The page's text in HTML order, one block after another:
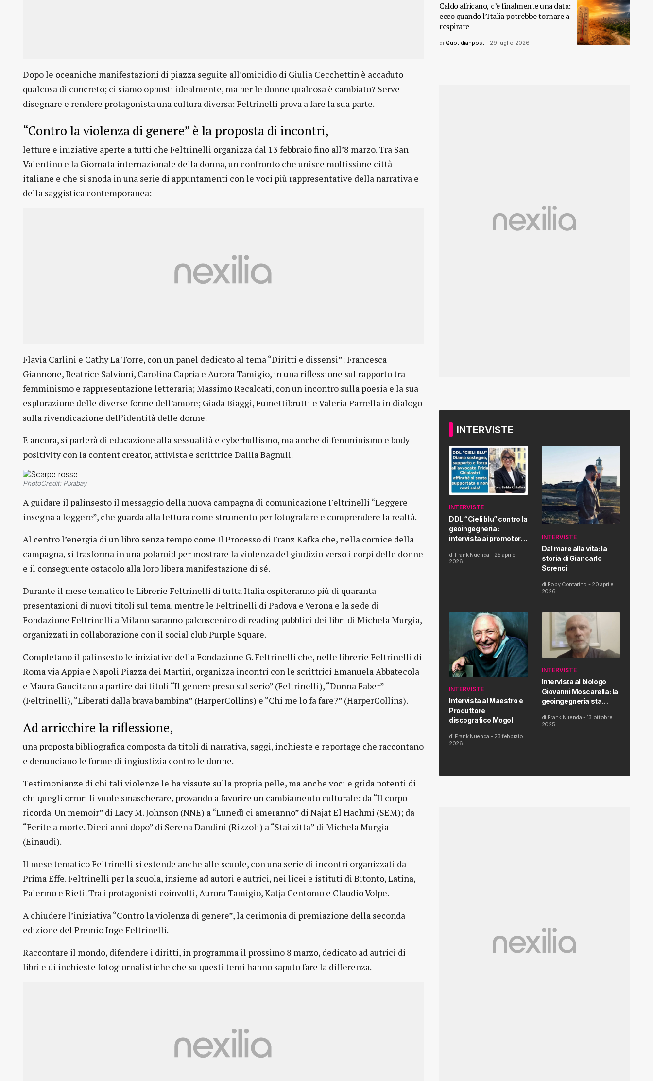
Dopo le oceaniche manifestazioni di piazza seguite all’omicidio di Giulia Cecchettin è accaduto
qualcosa di concreto; ci siamo opposti idealmente, ma per le donne qualcosa è cambiato? Serve
disegnare e rendere protagonista una cultura diversa: Feltrinelli prova a fare la sua parte.
“Contro la violenza di genere” è la proposta di incontri,
letture e iniziative aperte a tutti che Feltrinelli organizza dal 13 febbraio fino all’8 marzo. Tra San
Valentino e la Giornata internazionale della donna, un confronto che unisce moltissime città
italiane e che si snoda in una serie di appuntamenti con le voci più rappresentative della narrativa e
della saggistica contemporanea:
Flavia Carlini e Cathy La Torre, con un panel dedicato al tema “Diritti e dissensi”; Francesca
Giannone, Beatrice Salvioni, Carolina Capria e Aurora Tamigio, in una riflessione sul rapporto tra
femminismo e rappresentazione letteraria; Massimo Recalcati, con un incontro sulla poesia e la sua
esplorazione delle diverse forme dell’amore; Giada Biaggi, Fumettibrutti e Valeria Parrella in dialogo
sulla rivendicazione dell’identità delle donne.
E ancora, si parlerà di educazione alla sessualità e cyberbullismo, ma anche di femminismo e body
positivity con la content creator, attivista e scrittrice Dalila Bagnuli.
PhotoCredit: Pixabay
A guidare il palinsesto il messaggio della nuova campagna di comunicazione Feltrinelli “Leggere
insegna a leggere”, che guarda alla lettura come strumento per fotografare e comprendere la realtà.
Al centro l’energia di un libro senza tempo come Il Processo di Franz Kafka che, nella cornice della
campagna, si trasforma in una polaroid per mostrare la violenza del giudizio verso i corpi delle donne
e il conseguente ostacolo alla loro libera manifestazione di sé.
Durante il mese tematico le Librerie Feltrinelli di tutta Italia ospiteranno più di quaranta
presentazioni di nuovi titoli sul tema, mentre le Feltrinelli di Padova e Verona e la sede di
Fondazione Feltrinelli a Milano saranno palcoscenico di reading pubblici dei libri di Michela Murgia,
organizzati in collaborazione con il social club Purple Square.
Completano il palinsesto le iniziative della Fondazione G. Feltrinelli che, nelle librerie Feltrinelli di
Roma via Appia e Napoli Piazza dei Martiri, organizza incontri con le scrittrici Emanuela Abbatecola
e Maura Gancitano a partire dai titoli “Il genere preso sul serio” (Feltrinelli), “Donna Faber”
(Feltrinelli), “Liberati dalla brava bambina” (HarperCollins) e “Chi me lo fa fare?” (HarperCollins).
Ad arricchire la riflessione,
una proposta bibliografica composta da titoli di narrativa, saggi, inchieste e reportage che raccontano
e denunciano le forme di ingiustizia contro le donne.
Testimonianze di chi tali violenze le ha vissute sulla propria pelle, ma anche voci e grida potenti di
chi quegli orrori li vuole smascherare, provando a favorire un cambiamento culturale: da “Il corpo
ricorda. Un memoir” di Lacy M. Johnson (NNE) a “Lunedì ci ameranno” di Najat El Hachmi (SEM); da
“Ferite a morte. Dieci anni dopo” di Serena Dandini (Rizzoli) a “Stai zitta” di Michela Murgia
(Einaudi).
Il mese tematico Feltrinelli si estende anche alle scuole, con una serie di incontri organizzati da
Prima Effe. Feltrinelli per la scuola, insieme ad autori e autrici, nei licei e istituti di Bitonto, Latina,
Palermo e Rieti. Tra i protagonisti coinvolti, Aurora Tamigio, Katja Centomo e Claudio Volpe.
A chiudere l’iniziativa “Contro la violenza di genere”, la cerimonia di premiazione della seconda
edizione del Premio Inge Feltrinelli.
Raccontare il mondo, difendere i diritti, in programma il prossimo 8 marzo, dedicato ad autrici di
libri e di inchieste fotogiornalistiche che su questi temi hanno saputo fare la differenza.
Caldo africano, c’è finalmente una data:
ecco quando l’Italia potrebbe tornare a
respirare
di Quotidianpost - 29 luglio 2026
INTERVISTE
INTERVISTE
DDL “Cieli blu” contro la
geoingegneria :
intervista ai promotori
Proposta di Legge
di Frank Nuenda - 25 aprile
2026
INTERVISTE
Dal mare alla vita: la
storia di Giancarlo
Screnci
di Roby Contarino - 20 aprile
2026
INTERVISTE
Intervista al Maestro e
Produttore
discografico Mogol
di Frank Nuenda - 23 febbraio
2026
INTERVISTE
Intervista al biologo
Giovanni Moscarella: la
geoingegneria sta
salute dell’uomo
di Frank Nuenda - 13 ottobre
2025